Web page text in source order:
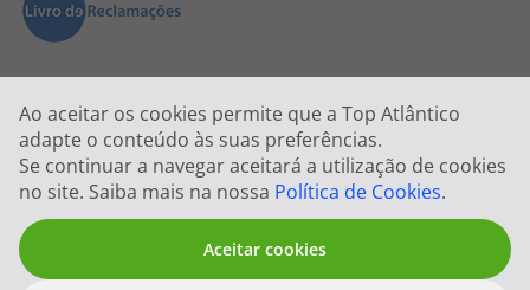
Ao aceitar os cookies permite que a Top Atlântico
adapte o conteúdo às suas preferências.
Se continuar a navegar aceitará a utilização de cookies
no site. Saiba mais na nossa Política de Cookies.
Aceitar cookies
2026 © Todos os direitos reservados:Top Atlântico, Viagens e Turismo